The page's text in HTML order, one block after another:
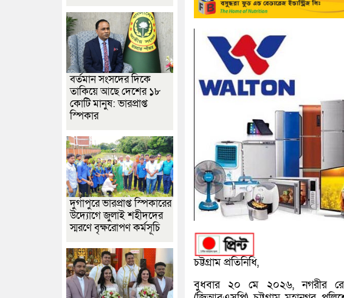
চট্টগ্রাম প্রতিনিধি,
বুধবার ২০ মে ২০২৬, নগরীর
বর্তমান সংসদের দিকে
তাকিয়ে আছে দেশের ১৮
কোটি মানুষ: ভারপ্রাপ্ত
স্পিকার
দুর্গাপুরে ভারপ্রাপ্ত স্পিকারের
উদ্যোগে জুলাই শহীদদের
স্মরণে বৃক্ষরোপণ কর্মসূচি